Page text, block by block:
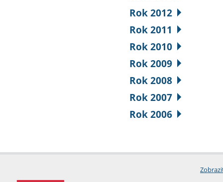
Rok 2012
Rok 2011
Rok 2010
Rok 2009
Rok 2008
Rok 2007
Rok 2006